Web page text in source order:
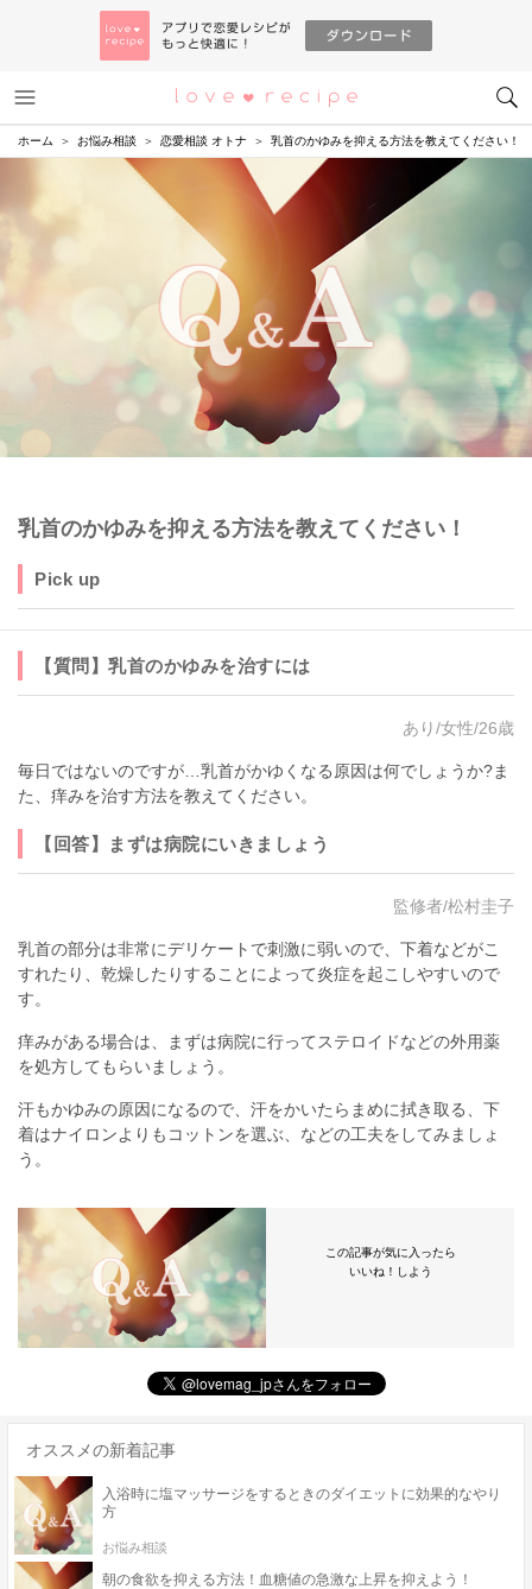
恋愛レシピ
ホーム お悩み相談 恋愛相談 オトナ 乳首のかゆみを抑える方法を教えてください！
乳首のかゆみを抑える方法を教えてください！
Pick up
【質問】乳首のかゆみを治すには
あり/女性/26歳
毎日ではないのですが…乳首がかゆくなる原因は何でしょうか?ま
た、痒みを治す方法を教えてください。
【回答】まずは病院にいきましょう
監修者/松村圭子
乳首の部分は非常にデリケートで刺激に弱いので、下着などがこ
すれたり、乾燥したりすることによって炎症を起こしやすいので
す。
痒みがある場合は、まずは病院に行ってステロイドなどの外用薬
を処方してもらいましょう。
汗もかゆみの原因になるので、汗をかいたらまめに拭き取る、下
着はナイロンよりもコットンを選ぶ、などの工夫をしてみましょ
う。
この記事が気に入ったら
いいね！しよう
オススメの新着記事
入浴時に塩マッサージをするときのダイエットに効果的なやり
方
お悩み相談
朝の食欲を抑える方法！血糖値の急激な上昇を抑えよう！